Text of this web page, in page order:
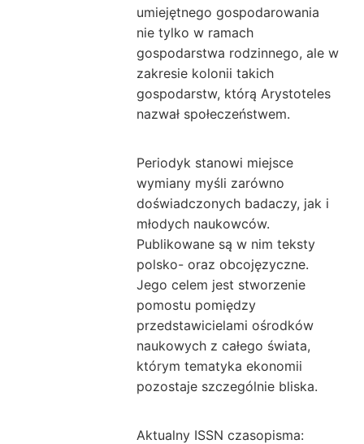
umiejętnego gospodarowania
nie tylko w ramach
gospodarstwa rodzinnego, ale w
zakresie kolonii takich
gospodarstw, którą Arystoteles
nazwał społeczeństwem.
Periodyk stanowi miejsce
wymiany myśli zarówno
doświadczonych badaczy, jak i
młodych naukowców.
Publikowane są w nim teksty
polsko- oraz obcojęzyczne.
Jego celem jest stworzenie
pomostu pomiędzy
przedstawicielami ośrodków
naukowych z całego świata,
którym tematyka ekonomii
pozostaje szczególnie bliska.
Aktualny ISSN czasopisma: